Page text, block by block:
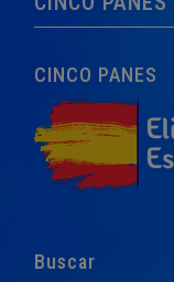
CINCO PANES
Buscar